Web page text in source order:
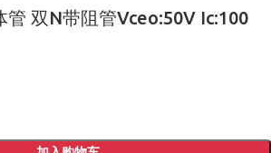
管 双N带阻管Vceo:50V Ic:100